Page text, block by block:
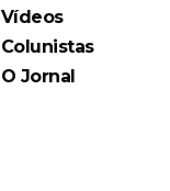
Vídeos
Colunistas
O Jornal